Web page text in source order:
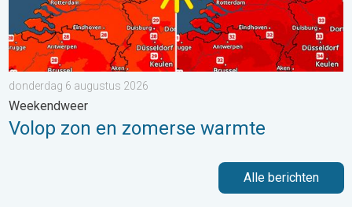
donderdag 6 augustus 2026
Weekendweer
Volop zon en zomerse warmte
Alle berichten